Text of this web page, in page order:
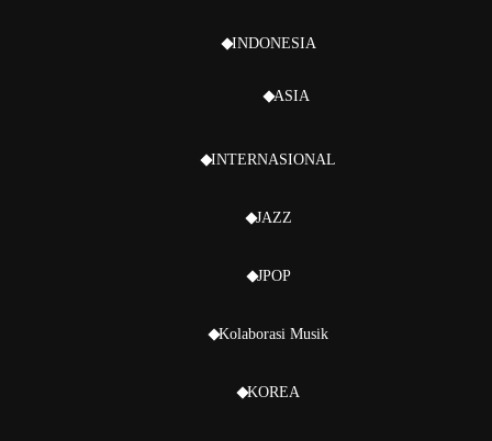
INDONESIA
ASIA
INTERNASIONAL
JAZZ
JPOP
Kolaborasi Musik
KOREA